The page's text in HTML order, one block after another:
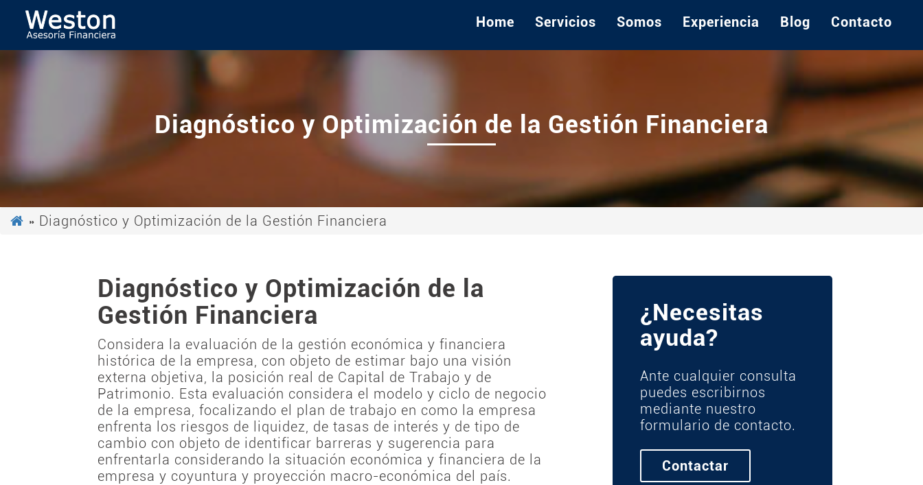
Home Servicios Somos Experiencia Blog Contacto
Diagnóstico y Optimización de la Gestión Financiera
» Diagnóstico y Optimización de la Gestión Financiera
Diagnóstico y Optimización de la
Gestión Financiera
Considera la evaluación de la gestión económica y financiera
histórica de la empresa, con objeto de estimar bajo una visión
externa objetiva, la posición real de Capital de Trabajo y de
Patrimonio. Esta evaluación considera el modelo y ciclo de negocio
de la empresa, focalizando el plan de trabajo en como la empresa
enfrenta los riesgos de liquidez, de tasas de interés y de tipo de
cambio con objeto de identificar barreras y sugerencia para
enfrentarla considerando la situación económica y financiera de la
empresa y coyuntura y proyección macro-económica del país.
¿Necesitas
ayuda?
Ante cualquier consulta
puedes escribirnos
mediante nuestro
formulario de contacto.
Contactar